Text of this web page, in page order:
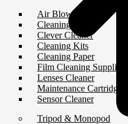
Air Blower
Cleaning Cloth
Clever Cleaner
Cleaning Kits
Cleaning Paper
Film Cleaning Supplies
Lenses Cleaner
Maintenance Cartridge
Sensor Cleaner
Tripod & Monopod